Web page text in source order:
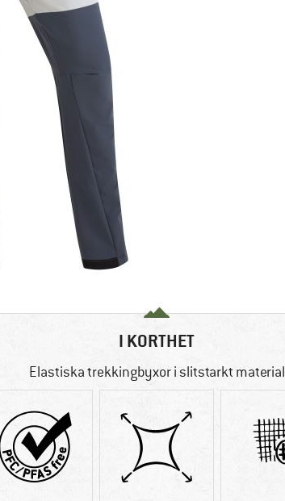
I KORTHET
Elastiska trekkingbyxor i slitstarkt material